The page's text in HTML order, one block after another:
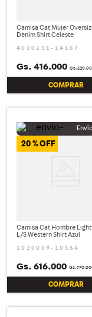
Camisa Cat Mujer
Denim Shirt Celeste
4020211-14167
Gs.520.
Gs. 416.000
COMPRAR
20 %
Camisa Cat Hombre
L/S Western Shirt Azul
1020009-10564
Gs.770.
Gs. 616.000
COMPRAR